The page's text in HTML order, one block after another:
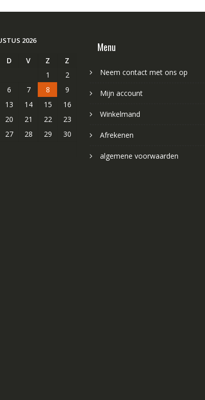
2026
D V Z
Z
1
2
6 7 8
9
13 14 15
16
20 21 22
23
27 28 29
30
Menu
Neem contact met ons op
Mijn account
Winkelmand
Afrekenen
algemene voorwaarden